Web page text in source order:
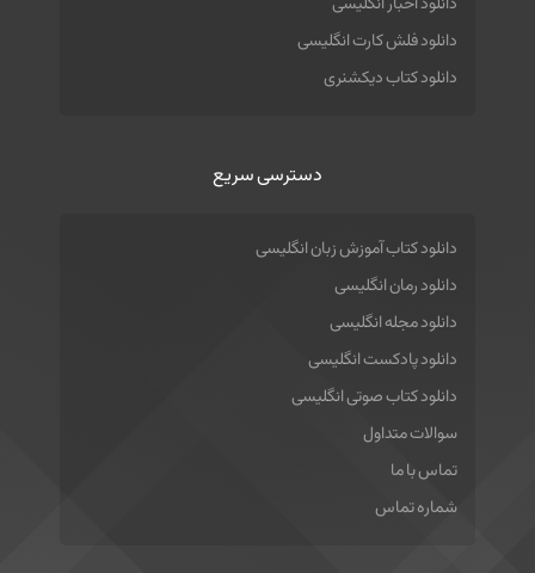
دانلود فلش کارت انگلیسی
دانلود کتاب دیکشنری
دسترسی سریع
دانلود کتاب آموزش زبان انگلیسی
دانلود رمان انگلیسی
دانلود مجله انگلیسی
دانلود پادکست انگلیسی
دانلود کتاب صوتی انگلیسی
سوالات متداول
تماس با ما
شماره تماس